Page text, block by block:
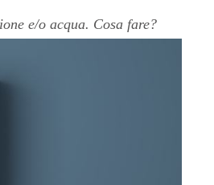
e/o acqua. Cosa fare?